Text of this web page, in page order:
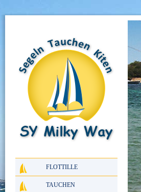
FLOTTILLE
TAUCHEN